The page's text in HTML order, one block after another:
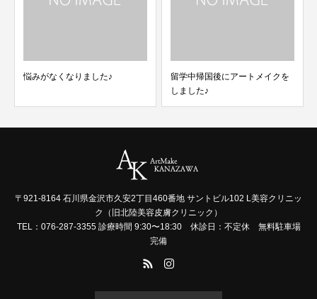
悩みがなくなりました♪
留学中帰国後にアートメイクを
しました♪
〒921-8164 石川県金沢市久安2丁目460番地 サントビル102 L美容クリニッ
ク（旧北陸美容皮膚クリニック）
TEL：076-287-3355 診療時間 9:30〜18:30 休診日：不定休 無料駐車場
完備